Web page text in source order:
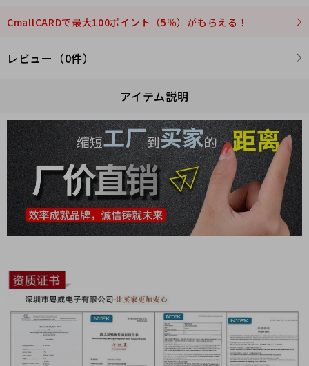
CmallCARDで最大100ポイント（5％）がもらえる！
レビュー（0件）
アイテム説明